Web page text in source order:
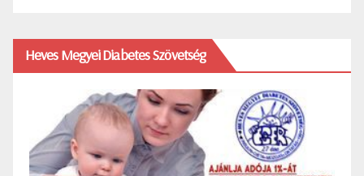
Heves Megyei Diabetes Szövetség